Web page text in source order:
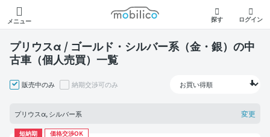
メニュー
モビリコ
探す ログイン
プリウスα / ゴールド・シルバー系（金・銀）の中
古車（個人売買）一覧
販売中のみ 納期交渉可のみ
プリウスα, シルバー系 変更
短納期 価格交渉OK